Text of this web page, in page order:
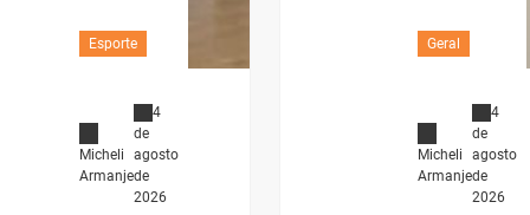
Esporte
Micheli
Armanje
4
de
agosto
de
2026
Geral
Micheli
Armanje
4
de
agosto
de
2026